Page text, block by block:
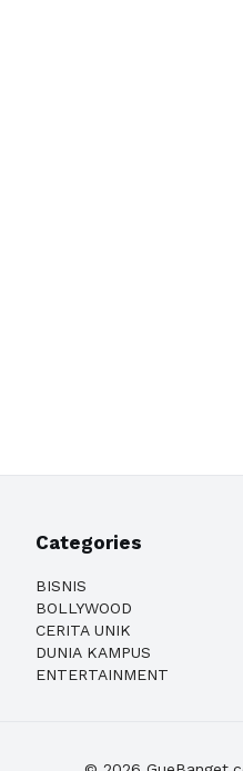
Categories
BISNIS
BOLLYWOOD
CERITA UNIK
DUNIA KAMPUS
ENTERTAINMENT